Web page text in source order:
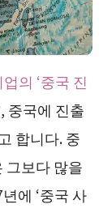
의 ‘중국 진
중국에 진출
합니다. 중
그보다 많을
에 ‘중국 사